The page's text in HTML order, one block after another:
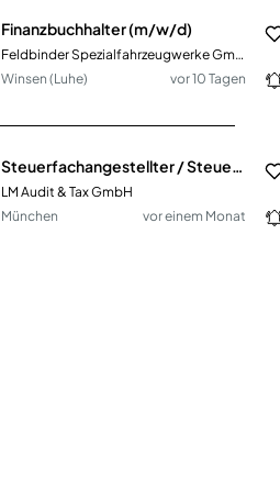
Finanzbuchhalter (m/w/d)
Feldbinder Spezialfahrzeugwerke GmbH
Winsen (Luhe)
vor 10 Tagen
LM Audit & Tax GmbH
München
vor einem Monat